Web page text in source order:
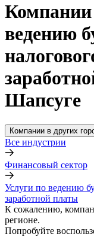
Компании
ведению
Шапсуге
Компании в других
Все индустрии
Финансовый сектор
Услуги по ведению
заработной платы
К сожалению,
регионе.
Попробуйте